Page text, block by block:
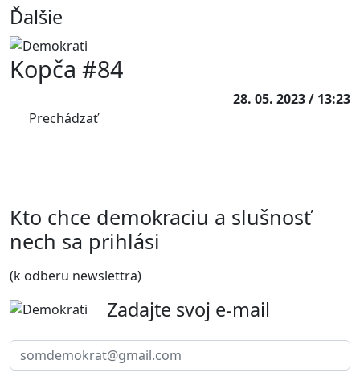
Ďalšie
Prechádzať
Kopča #84
28. 05. 2023 / 13:23
Kto chce demokraciu a slušnosť
nech sa prihlási
(k odberu newslettra)
Zadajte svoj e-mail